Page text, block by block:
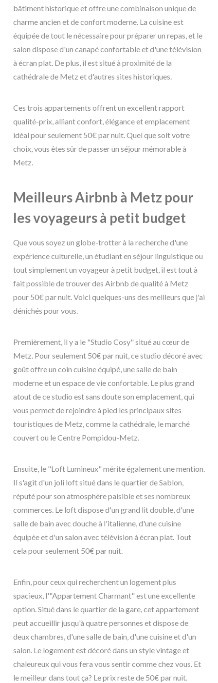
bâtiment historique et offre une combinaison unique de
charme ancien et de confort moderne. La cuisine est
équipée de tout le nécessaire pour préparer un repas, et le
salon dispose d'un canapé confortable et d'une télévision
à écran plat. De plus, il est situé à proximité de la
cathédrale de Metz et d'autres sites historiques.
Ces trois appartements offrent un excellent rapport
qualité-prix, alliant confort, élégance et emplacement
idéal pour seulement 50€ par nuit. Quel que soit votre
choix, vous êtes sûr de passer un séjour mémorable à
Metz.
Meilleurs Airbnb à Metz pour
les voyageurs à petit budget
Que vous soyez un globe-trotter à la recherche d'une
expérience culturelle, un étudiant en séjour linguistique ou
tout simplement un voyageur à petit budget, il est tout à
fait possible de trouver des Airbnb de qualité à Metz
pour 50€ par nuit. Voici quelques-uns des meilleurs que j'ai
dénichés pour vous.
Premièrement, il y a le "Studio Cosy" situé au cœur de
Metz. Pour seulement 50€ par nuit, ce studio décoré avec
goût offre un coin cuisine équipé, une salle de bain
moderne et un espace de vie confortable. Le plus grand
atout de ce studio est sans doute son emplacement, qui
vous permet de rejoindre à pied les principaux sites
touristiques de Metz, comme la cathédrale, le marché
couvert ou le Centre Pompidou-Metz.
Ensuite, le "Loft Lumineux" mérite également une mention.
Il s'agit d'un joli loft situé dans le quartier de Sablon,
réputé pour son atmosphère paisible et ses nombreux
commerces. Le loft dispose d'un grand lit double, d'une
salle de bain avec douche à l'italienne, d'une cuisine
équipée et d'un salon avec télévision à écran plat. Tout
cela pour seulement 50€ par nuit.
Enfin, pour ceux qui recherchent un logement plus
spacieux, l'"Appartement Charmant" est une excellente
option. Situé dans le quartier de la gare, cet appartement
peut accueillir jusqu'à quatre personnes et dispose de
deux chambres, d'une salle de bain, d'une cuisine et d'un
salon. Le logement est décoré dans un style vintage et
chaleureux qui vous fera vous sentir comme chez vous. Et
le meilleur dans tout ça? Le prix reste de 50€ par nuit.